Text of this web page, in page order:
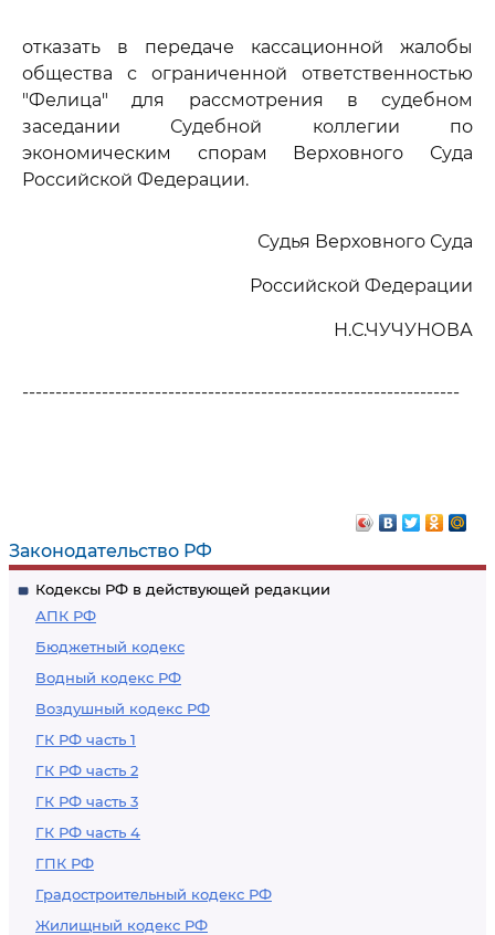
Законодательство РФ
Кодексы РФ в действующей редакции
АПК РФ
Бюджетный кодекс
Водный кодекс РФ
Воздушный кодекс РФ
ГК РФ часть 1
ГК РФ часть 2
ГК РФ часть 3
ГК РФ часть 4
ГПК РФ
Градостроительный кодекс РФ
Жилищный кодекс РФ
отказать в передаче кассационной жалобы
общества с ограниченной ответственностью
"Фелица" для рассмотрения в судебном
заседании Судебной коллегии по
экономическим спорам Верховного Суда
Российской Федерации.
Судья Верховного Суда
Российской Федерации
Н.С.ЧУЧУНОВА
------------------------------------------------------------------